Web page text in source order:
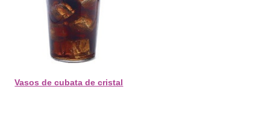
Vasos de cubata de cristal